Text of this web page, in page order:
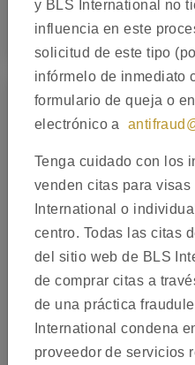
y BLS International no
influencia en este
solicitud de este tipo
infórmelo de inmediato
formulario de queja o
electrónico a
Tenga cuidado con los
venden citas para
International o
centro. Todas las citas
del sitio web de BLS
de comprar citas a
de una práctica
International condena
proveedor de servicios
Conozca